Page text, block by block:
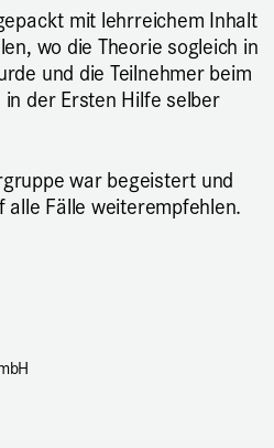
mit lehrreichem Inhalt
wo die Theorie sogleich in
und die Teilnehmer beim
der Ersten Hilfe selber
war begeistert und
Fälle weiterempfehlen.